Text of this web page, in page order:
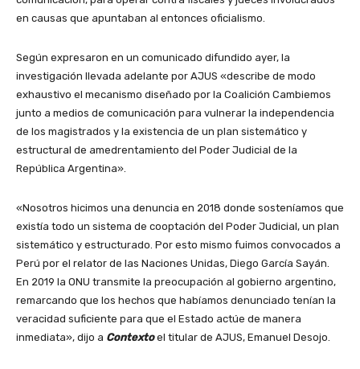
en causas que apuntaban al entonces oficialismo.
Según expresaron en un comunicado difundido ayer, la
investigación llevada adelante por AJUS «describe de modo
exhaustivo el mecanismo diseñado por la Coalición Cambiemos
junto a medios de comunicación para vulnerar la independencia
de los magistrados y la existencia de un plan sistemático y
estructural de amedrentamiento del Poder Judicial de la
República Argentina».
«Nosotros hicimos una denuncia en 2018 donde sosteníamos que
existía todo un sistema de cooptación del Poder Judicial, un plan
sistemático y estructurado. Por esto mismo fuimos convocados a
Perú por el relator de las Naciones Unidas, Diego García Sayán.
En 2019 la ONU transmite la preocupación al gobierno argentino,
remarcando que los hechos que habíamos denunciado tenían la
veracidad suficiente para que el Estado actúe de manera
inmediata», dijo a Contextoel titular de AJUS, Emanuel Desojo.